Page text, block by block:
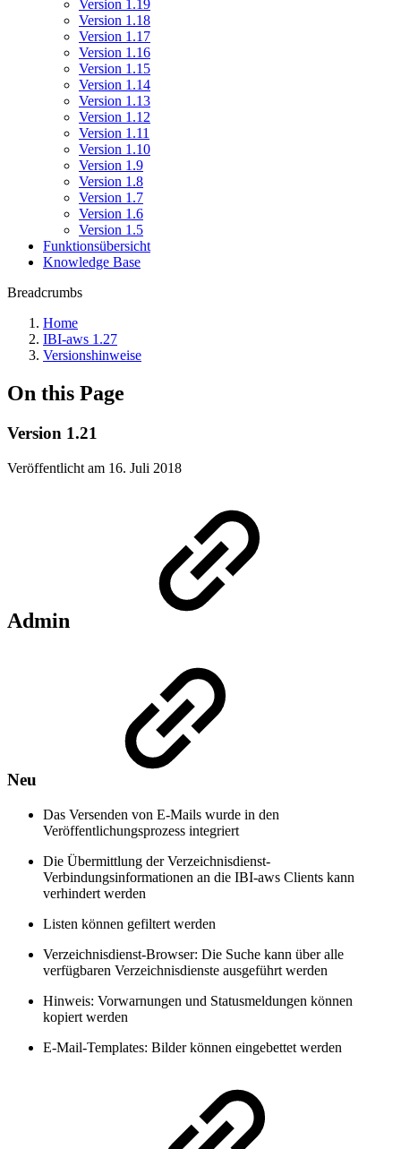
Version 1.19
Version 1.18
Version 1.17
Version 1.16
Version 1.15
Version 1.14
Version 1.13
Version 1.12
Version 1.11
Version 1.10
Version 1.9
Version 1.8
Version 1.7
Version 1.6
Version 1.5
Funktionsübersicht
Knowledge Base
Breadcrumbs
Home
IBI-aws 1.27
Versionshinweise
On this Page
Version 1.21
Veröffentlicht am 16. Juli 2018
Admin
Neu
Das Versenden von E-Mails wurde in den
Veröffentlichungsprozess integriert
Die Übermittlung der Verzeichnisdienst-
Verbindungsinformationen an die IBI-aws Clients kann
verhindert werden
Listen können gefiltert werden
Verzeichnisdienst-Browser: Die Suche kann über alle
verfügbaren Verzeichnisdienste ausgeführt werden
Hinweis: Vorwarnungen und Statusmeldungen können
kopiert werden
E-Mail-Templates: Bilder können eingebettet werden